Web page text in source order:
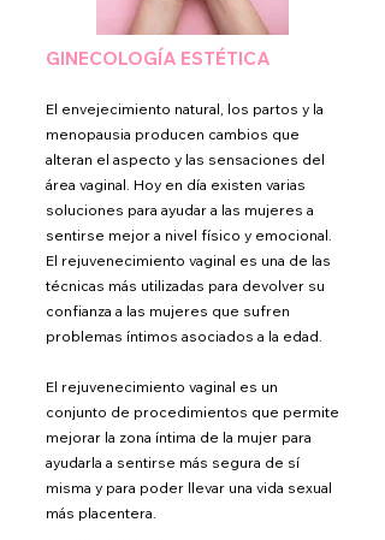
GINECOLOGÍA ESTÉTICA
El envejecimiento natural, los partos y la
menopausia producen cambios que
alteran el aspecto y las sensaciones del
área vaginal. Hoy en día existen varias
soluciones para ayudar a las mujeres a
sentirse mejor a nivel físico y emocional.
El rejuvenecimiento vaginal es una de las
técnicas más utilizadas para devolver su
confianza a las mujeres que sufren
problemas íntimos asociados a la edad.
El rejuvenecimiento vaginal es un
conjunto de procedimientos que permite
mejorar la zona íntima de la mujer para
ayudarla a sentirse más segura de sí
misma y para poder llevar una vida sexual
más placentera.